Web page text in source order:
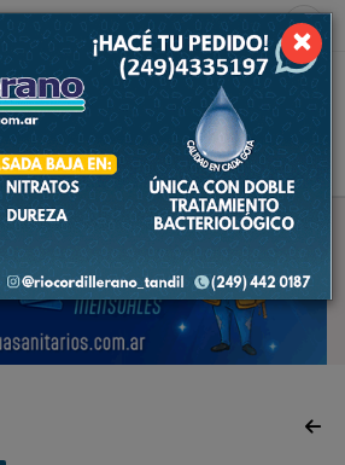
de 2026 ×